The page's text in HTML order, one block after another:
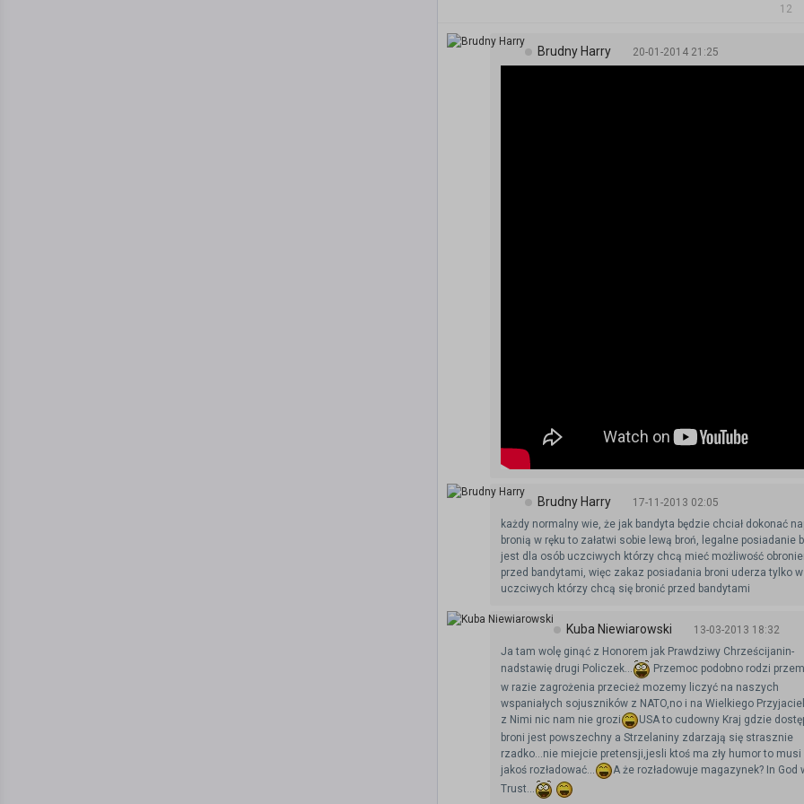
12
Brudny Harry 20-01-2014 21:25
Brudny Harry
17-11-2013 02:05
każdy normalny wie, że jak bandyta będzie chciał dokonać
bronią w ręku to załatwi sobie lewą broń, legalne posiadanie
jest dla osób uczciwych którzy chcą mieć możliwość
przed bandytami, więc zakaz posiadania broni uderza tylko
uczciwych którzy chcą się bronić przed bandytami
Kuba Niewiarowski
13-03-2013 18:32
Ja tam wolę ginąć z Honorem jak Prawdziwy Chrześcijanin-
nadstawię drugi Policzek...
Przemoc podobno rodzi
w razie zagrożenia przecież mozemy liczyć na naszych
wspaniałych sojuszników z NATO,no i na Wielkiego
z Nimi nic nam nie grozi
USA to cudowny Kraj gdzie
broni jest powszechny a Strzelaniny zdarzają się strasznie
rzadko...nie miejcie pretensji,jesli ktoś ma zły humor to musi
jakoś rozładować...
A że rozładowuje magazynek? In God
Trust...